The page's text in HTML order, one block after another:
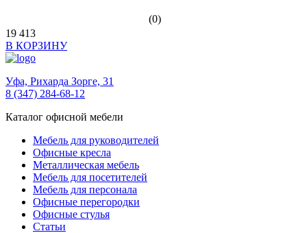
(0)
19 413
В КОРЗИНУ
Уфа, Рихарда Зорге, 31
8 (347) 284-68-12
Каталог офисной мебели
Мебель для руководителей
Офисные кресла
Металлическая мебель
Мебель для посетителей
Мебель для персонала
Офисные перегородки
Офисные стулья
Статьи